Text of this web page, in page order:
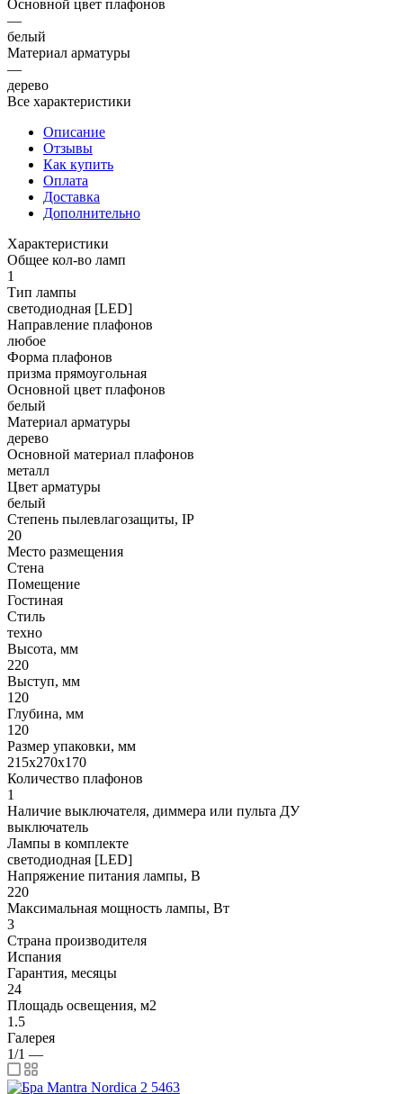
Основной цвет плафонов
—
белый
Материал арматуры
—
дерево
Все характеристики
Описание
Отзывы
Как купить
Оплата
Доставка
Дополнительно
Характеристики
Общее кол-во ламп
1
Тип лампы
светодиодная [LED]
Направление плафонов
любое
Форма плафонов
призма прямоугольная
Основной цвет плафонов
белый
Материал арматуры
дерево
Основной материал плафонов
металл
Цвет арматуры
белый
Степень пылевлагозащиты, IP
20
Место размещения
Стена
Помещение
Гостиная
Стиль
техно
Высота, мм
220
Выступ, мм
120
Глубина, мм
120
Размер упаковки, мм
215x270x170
Количество плафонов
1
Наличие выключателя, диммера или пульта ДУ
выключатель
Лампы в комплекте
светодиодная [LED]
Напряжение питания лампы, В
220
Максимальная мощность лампы, Вт
3
Страна производителя
Испания
Гарантия, месяцы
24
Площадь освещения, м2
1.5
Галерея
1/1 —